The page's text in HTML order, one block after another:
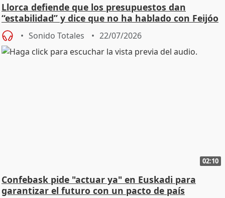
Llorca defiende que los presupuestos dan
“estabilidad” y dice que no ha hablado con Feijóo
Sonido Totales 22/07/2026
02:10
Confebask pide "actuar ya" en Euskadi para
garantizar el futuro con un pacto de país